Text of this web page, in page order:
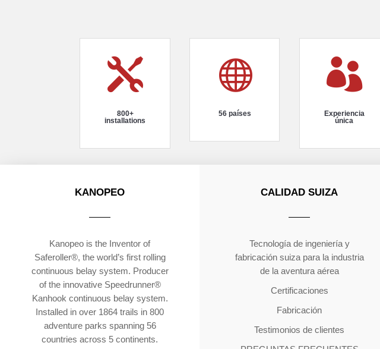

800+
installations

56 países

Experiencia
única
KANOPEO
Kanopeo is the Inventor of
Saferoller®, the world’s first rolling
continuous belay system. Producer
of the innovative Speedrunner®
Kanhook continuous belay system.
Installed in over 1864 trails in 800
adventure parks spanning 56
countries across 5 continents.
CALIDAD SUIZA
Tecnología de ingeniería y
fabricación suiza para la industria
de la aventura aérea
Certificaciones
Fabricación
Testimonios de clientes